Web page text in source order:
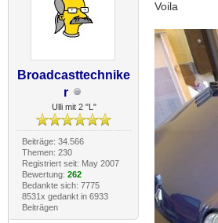
Broadcasttechnike
r
Ulli mit 2 "L"
Beiträge: 34.566
Themen: 230
Registriert seit: May 2007
Bewertung: 262
Bedankte sich: 7775
8531x gedankt in 6933
Beiträgen
Voila